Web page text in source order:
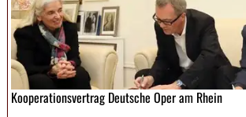
Kooperationsvertrag Deutsche Oper am Rhein